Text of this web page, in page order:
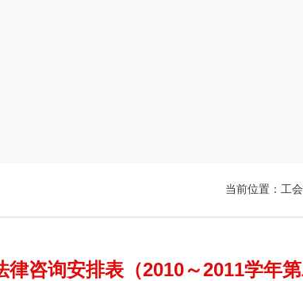
当前位置： 工
律咨询安排表（2010～2011学年第